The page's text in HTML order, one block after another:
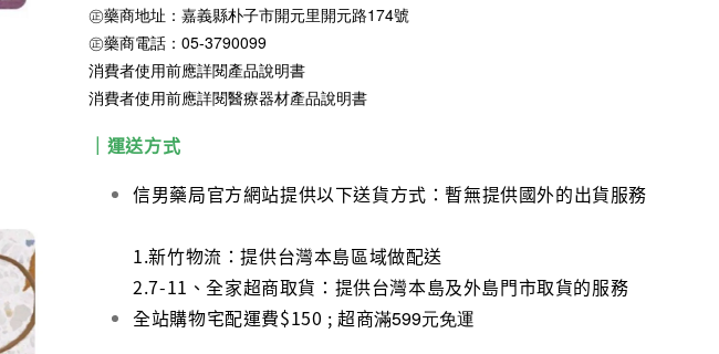
㊣藥商地址：嘉義縣朴子市開元里開元路174號
㊣藥商電話：05-3790099
消費者使用前應詳閱產品說明書
消費者使用前應詳閱醫療器材產品說明書
｜運送方式
信男藥局官方網站提供以下送貨方式：暫無提供國外的出貨服務
1.新竹物流：提供台灣本島區域做配送
2.7-11、全家超商取貨：提供台灣本島及外島門市取貨的服務
全站購物宅配運費$150 ; 超商滿599元免運